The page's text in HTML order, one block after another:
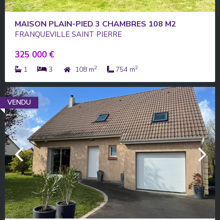
MAISON PLAIN-PIED 3 CHAMBRES 108 M2
FRANQUEVILLE SAINT PIERRE
325 000 €
1 3 108 m2 754 m2
VENDU